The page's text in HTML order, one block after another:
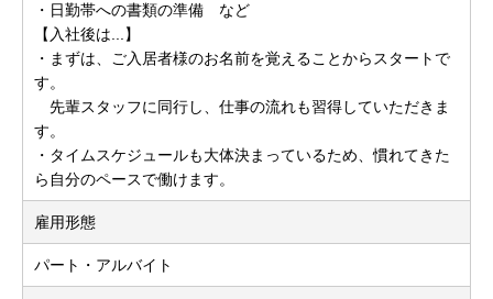
・日勤帯への書類の準備 など
【入社後は...】
・まずは、ご入居者様のお名前を覚えることからスタートで
す。
先輩スタッフに同行し、仕事の流れも習得していただきま
す。
・タイムスケジュールも大体決まっているため、慣れてきた
ら自分のペースで働けます。
雇用形態
パート・アルバイト